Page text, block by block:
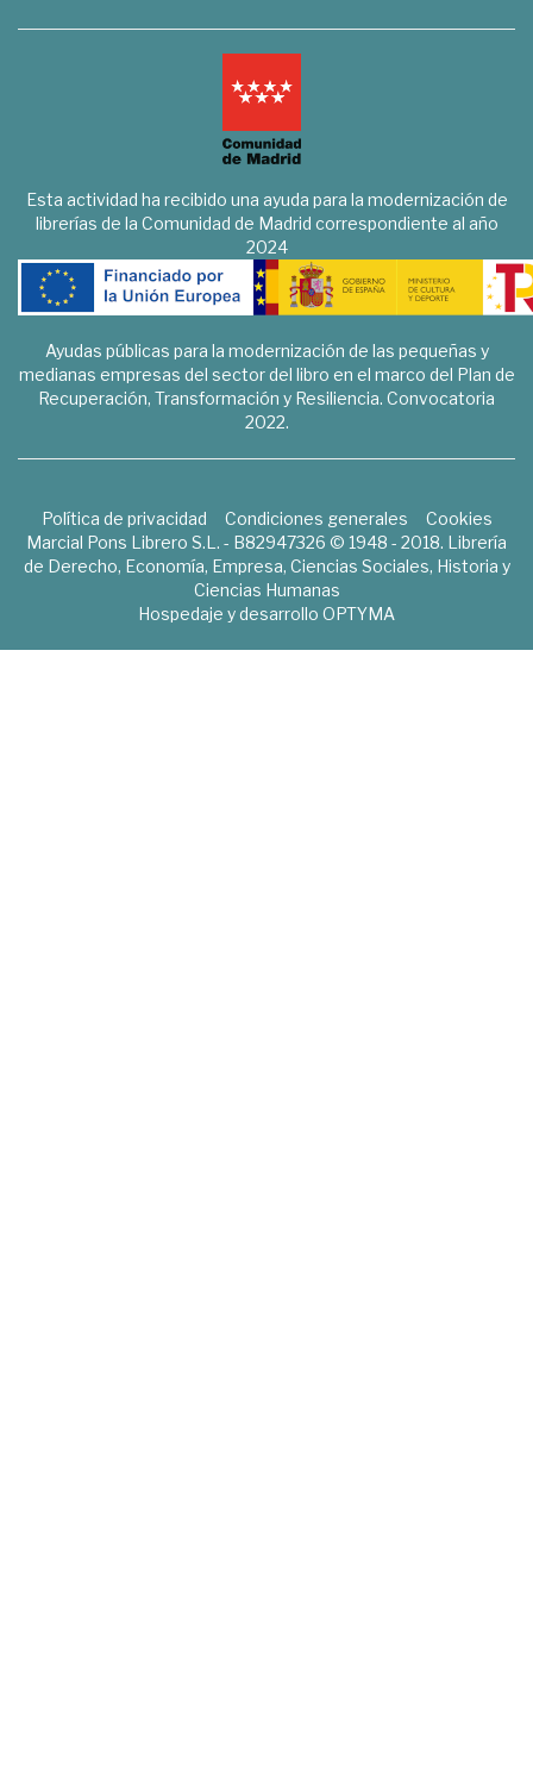
Esta actividad ha recibido una ayuda para la modernización de
librerías de la Comunidad de Madrid correspondiente al año
2024
Ayudas públicas para la modernización de las pequeñas y
medianas empresas del sector del libro en el marco del Plan de
Recuperación, Transformación y Resiliencia. Convocatoria
2022.
Política de privacidad Condiciones generales
Cookies
Marcial Pons Librero S.L. - B82947326 © 1948 - 2018. Librería
de Derecho, Economía, Empresa, Ciencias Sociales, Historia y
Ciencias Humanas
Hospedaje y desarrollo OPTYMA